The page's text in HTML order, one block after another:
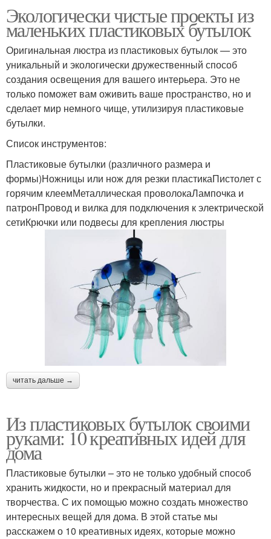
Экологически чистые проекты из
маленьких пластиковых бутылок
Оригинальная люстра из пластиковых бутылок — это
уникальный и экологически дружественный способ
создания освещения для вашего интерьера. Это не
только поможет вам оживить ваше пространство, но и
сделает мир немного чище, утилизируя пластиковые
бутылки.
Список инструментов:
Пластиковые бутылки (различного размера и
формы)Ножницы или нож для резки пластикаПистолет с
горячим клеемМеталлическая проволокаЛампочка и
патронПровод и вилка для подключения к электрической
сетиКрючки или подвесы для крепления люстры
читать дальше →
Из пластиковых бутылок своими
руками: 10 креативных идей для
дома
Пластиковые бутылки – это не только удобный способ
хранить жидкости, но и прекрасный материал для
творчества. С их помощью можно создать множество
интересных вещей для дома. В этой статье мы
расскажем о 10 креативных идеях, которые можно